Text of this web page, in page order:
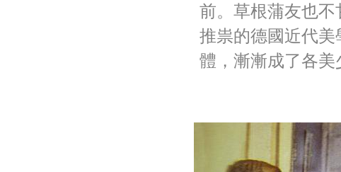
前。草根蒲友也
推祟的德國近代
體，漸漸成了各美